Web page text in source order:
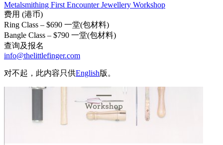
Metalsmithing First Encounter Jewellery Workshop
费用 (港币)
Ring Class – $690 一堂(包材料)
Bangle Class – $790 一堂(包材料)
查询及报名
info@thelittlefinger.com
对不起，此内容只供English版。